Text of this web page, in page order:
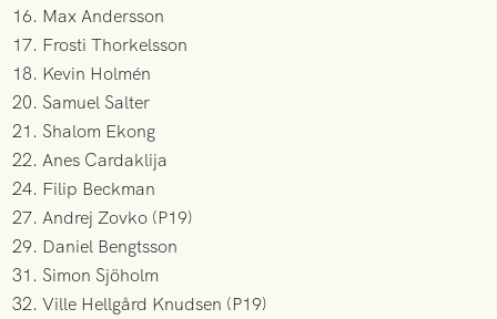
16. Max Andersson
17. Frosti Thorkelsson
18. Kevin Holmén
20. Samuel Salter
21. Shalom Ekong
22. Anes Cardaklija
24. Filip Beckman
27. Andrej Zovko (P19)
29. Daniel Bengtsson
31. Simon Sjöholm
32. Ville Hellgård Knudsen (P19)